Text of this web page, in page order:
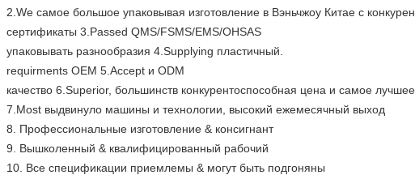
2.We самое большое упаковывая изготовление в Вэньчжоу Китае с
сертификаты 3.Passed QMS/FSMS/EMS/OHSAS
упаковывать разнообразия 4.Supplying пластичный.
requirments OEM 5.Accept и ODM
качество 6.Superior, большинств конкурентоспособная цена и самое
7.Most выдвинуло машины и технологии, высокий ежемесячный выход
8. Профессиональные изготовление & консигнант
9. Вышколенный & квалифицированный рабочий
10. Все спецификации приемлемы & могут быть подгоняны